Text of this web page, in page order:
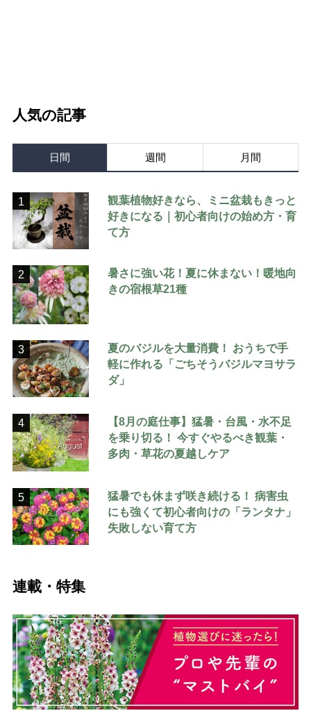
人気の記事
日間 週間 月間
1
観葉植物好きなら、ミニ盆栽もきっと
好きになる｜初心者向けの始め方・育
て方
2
暑さに強い花！夏に休まない！暖地向
きの宿根草21種
3
夏のバジルを大量消費！ おうちで手
軽に作れる「ごちそうバジルマヨサラ
ダ」
4
【8月の庭仕事】猛暑・台風・水不足
を乗り切る！ 今すぐやるべき観葉・
多肉・草花の夏越しケア
5
猛暑でも休まず咲き続ける！ 病害虫
にも強くて初心者向けの「ランタナ」
失敗しない育て方
連載・特集